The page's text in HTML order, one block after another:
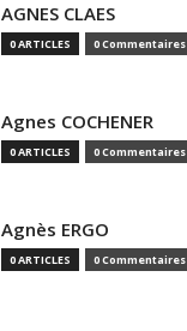
AGNES CLAES
0 ARTICLES 0 Commentaires
Agnes COCHENER
0 ARTICLES 0 Commentaires
Agnès ERGO
0 ARTICLES 0 Commentaires